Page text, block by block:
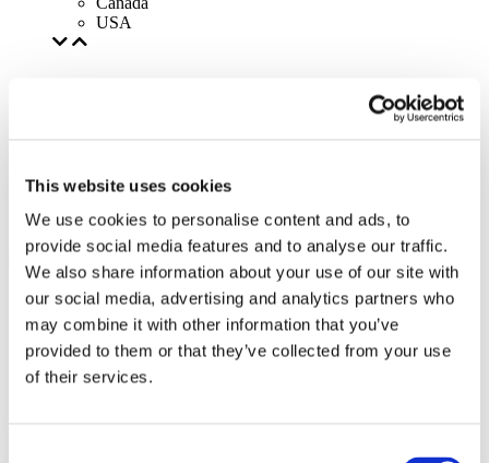
This website uses cookies
We use cookies to personalise content and ads, to
provide social media features and to analyse our traffic.
We also share information about your use of our site with
our social media, advertising and analytics partners who
may combine it with other information that you’ve
provided to them or that they’ve collected from your use
of their services.
USA